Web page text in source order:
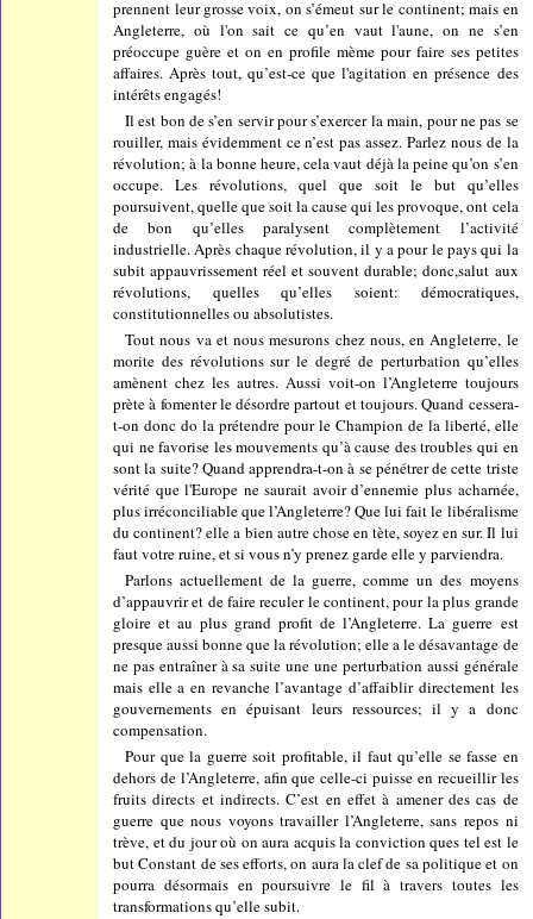
prennent leur grosse voix, on s’émeut sur le continent; mais en
Angleterre, où l'on sait ce qu’en vaut l'aune, on ne s’en
préoccupe guère et on en profile mème pour faire ses petites
affaires. Après tout, qu’est-ce que l'agitation en présence des
intérêts engagés!
Il est bon de s’en servir pour s’exercer la main, pour ne pas se
rouiller, mais évidemment ce n’est pas assez. Parlez nous de la
révolution; à la bonne heure, cela vaut déjà la peine qu’on s’en
occupe. Les révolutions, quel que soit le but qu’elles
poursuivent, quelle que soit la cause qui les provoque, ont cela
de bon qu’elles paralysent complètement l’activité
industrielle. Après chaque révolution, il y a pour le pays qui la
subit appauvrissement réel et souvent durable; donc,salut aux
révolutions, quelles qu’elles soient: démocratiques,
constitutionnelles ou absolutistes.
Tout nous va et nous mesurons chez nous, en Angleterre, le
morite des révolutions sur le degré de perturbation qu’elles
amènent chez les autres. Aussi voit-on l’Angleterre toujours
prète à fomenter le désordre partout et toujours. Quand cessera-
t-on donc do la prétendre pour le Champion de la liberté, elle
qui ne favorise les mouvements qu’à cause des troubles qui en
sont la suite? Quand apprendra-t-on à se pénétrer de cette triste
vérité que l'Europe ne saurait avoir d’ennemie plus acharnée,
plus irréconciliable que l’Angleterre? Que lui fait le libéralisme
du continent? elle a bien autre chose en tète, soyez en sur. Il lui
faut votre ruine, et si vous n’y prenez garde elle y parviendra.
Parlons actuellement de la guerre, comme un des moyens
d’appauvrir et de faire reculer le continent, pour la plus grande
gloire et au plus grand profit de l’Angleterre. La guerre est
presque aussi bonne que la révolution; elle a le désavantage de
ne pas entraîner à sa suite une une perturbation aussi générale
mais elle a en revanche l’avantage d’affaiblir directement les
gouvernements en épuisant leurs ressources; il y a donc
compensation.
Pour que la guerre soit profitable, il faut qu’elle se fasse en
dehors de l’Angleterre, afin que celle-ci puisse en recueillir les
fruits directs et indirects. C’est en effet à amener des cas de
guerre que nous voyons travailler l’Angleterre, sans repos ni
trève, et du jour où on aura acquis la conviction ques tel est le
but Constant de ses efforts, on aura la clef de sa politique et on
pourra désormais en poursuivre le fil à travers toutes les
transformations qu’elle subit.